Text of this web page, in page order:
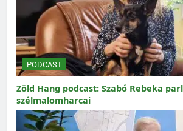
PODCAST
Zöld Hang podcast: Szabó Rebeka
szélmalomharcai